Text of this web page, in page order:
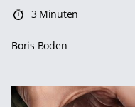
3 Minuten
Boris Boden